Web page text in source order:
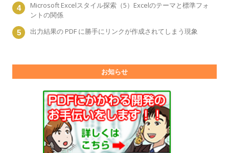
Microsoft Excelスタイル探索（5）Excelのテーマと標準フォ
ントの関係
出力結果の PDF に勝手にリンクが作成されてしまう現象
お知らせ